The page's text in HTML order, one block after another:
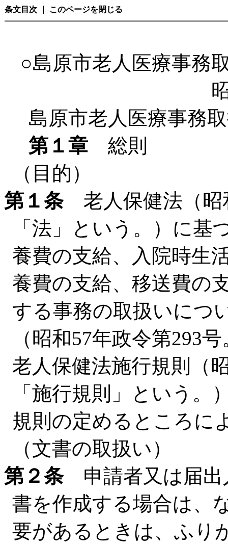
条文目次 このページを閉じる
○島原市老人医療事務
島原市老人医療事務
第１章 総則
（目的）
第１条老人保健法（昭
「法」という。）に基
養費の支給、入院時生
養費の支給、移送費の
する事務の取扱いにつ
（昭和57年政令第293
老人保健法施行規則（
「施行規則」という
規則の定めるところに
（文書の取扱い）
第２条申請者又は届出
書を作成する場合は、
要があるときは、ふり